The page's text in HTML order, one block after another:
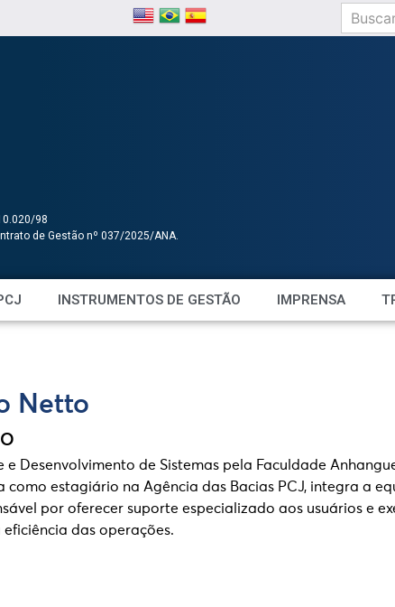
98
de Gestão nº 037/2025/ANA.
INSTRUMENTOS DE GESTÃO IMPRENSA
Netto
e Desenvolvimento de Sistemas pela Faculdade
como estagiário na Agência das Bacias PCJ, integra a
por oferecer suporte especializado aos usuários e
das operações.